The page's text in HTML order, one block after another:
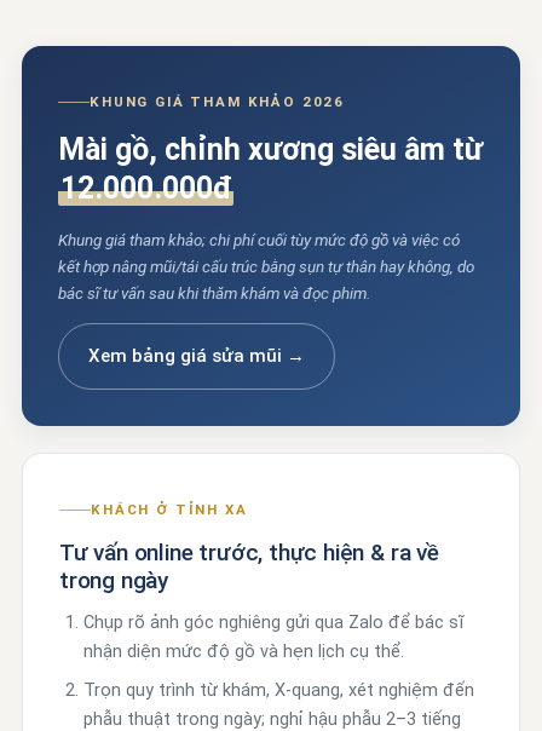
KHUNG GIÁ THAM KHẢO 2026
Mài gồ, chỉnh xương siêu âm từ
12.000.000đ
Khung giá tham khảo; chi phí cuối tùy mức độ gồ và việc có
kết hợp nâng mũi/tái cấu trúc bằng sụn tự thân hay không, do
bác sĩ tư vấn sau khi thăm khám và đọc phim.
Xem bảng giá sửa mũi →
KHÁCH Ở TỈNH XA
Tư vấn online trước, thực hiện & ra về
trong ngày
Chụp rõ ảnh góc nghiêng gửi qua Zalo để bác sĩ
nhận diện mức độ gồ và hẹn lịch cụ thể.
Trọn quy trình từ khám, X-quang, xét nghiệm đến
phẫu thuật trong ngày; nghỉ hậu phẫu 2–3 tiếng